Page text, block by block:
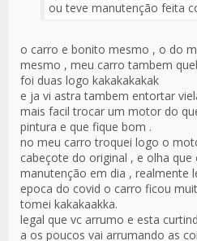
ou teve manutenção feita
o carro e bonito mesmo , o do
mesmo , meu carro tambem
foi duas logo kakakakakak
e ja vi astra tambem entortar
mais facil trocar um motor do
pintura e que fique bom .
no meu carro troquei logo o
cabeçote do original , e olha
manutenção em dia , realmente
epoca do covid o carro ficou
tomei kakakaakka.
legal que vc arrumo e esta
a os poucos vai arrumando as